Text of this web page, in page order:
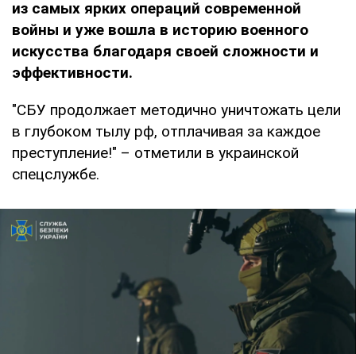
из самых ярких операций современной
войны и уже вошла в историю военного
искусства благодаря своей сложности и
эффективности.
"СБУ продолжает методично уничтожать цели
в глубоком тылу рф, отплачивая за каждое
преступление!" – отметили в украинской
спецслужбе.